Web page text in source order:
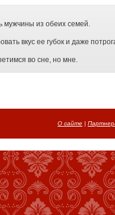
мужчины из обеих семей.
вкус ее губок и даже
во сне, но мне.
О сайте |